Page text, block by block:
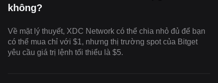
không?
Về mặt lý thuyết, XDC Network có thể chia nhỏ đủ để bạn
có thể mua chỉ với $1, nhưng thị trường spot của Bitget
yêu cầu giá trị lệnh tối thiểu là $5.